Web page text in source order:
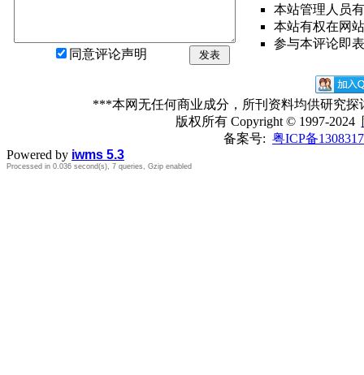
同意评论声明 发表
本站管理人员
本站有权在网
参与本评论即
***本网无任何商业成分，所刊资料均供研究
版权所有 Copyright © 1997-2024
备案号: 粤ICP备
Powered by iwms 5.3
Processed in 0.036 second(s), 7 queries, Gzip enabled